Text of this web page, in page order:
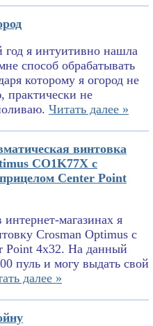
год я интуитивно нашла
способ обрабатывать
которому я огород не
практически не
Читать далее »
винтовка
CO1K77X с
Center Point
магазинах я
Crosman Optimus с
Point 4x32. На данный
пуль и могу выдать свой
далее »